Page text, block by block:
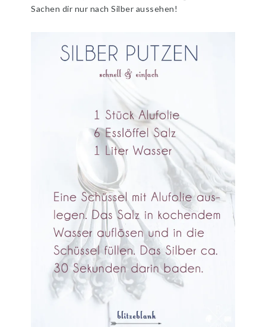
Sachen dir nur nach Silber aussehen!